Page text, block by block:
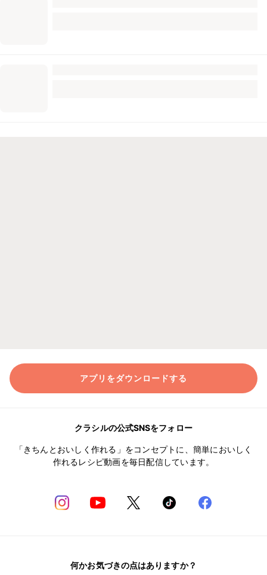
アプリをダウンロードする
クラシルの公式SNSをフォロー
「きちんとおいしく作れる」をコンセプトに、簡単においしく
作れるレシピ動画を毎日配信しています。
何かお気づきの点はありますか？